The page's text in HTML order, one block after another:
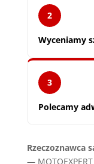
2
Wyceniamy
3
Polecamy
Rzeczoznawca
—